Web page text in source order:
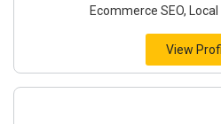
Ecommerce SEO, Local
View